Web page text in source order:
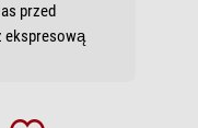
przed
ekspresową